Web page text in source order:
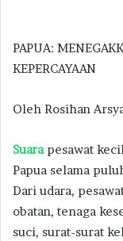
PAPUA:
KEPERCAYAAN
Oleh Rosihan
Suarapesawat
Papua selama
Dari udara,
obatan, tenaga
suci, surat-surat